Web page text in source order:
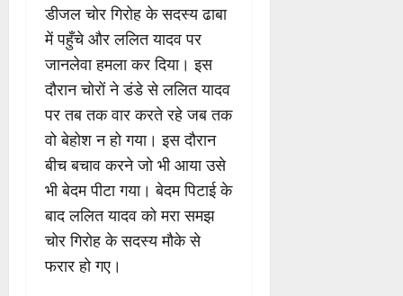
डीजल चोर गिरोह के सदस्य ढाबा
में पहुँचे और ललित यादव पर
जानलेवा हमला कर दिया। इस
दौरान चोरों ने डंडे से ललित यादव
पर तब तक वार करते रहे जब तक
वो बेहोश न हो गया। इस दौरान
बीच बचाव करने जो भी आया उसे
भी बेदम पीटा गया। बेदम पिटाई के
बाद ललित यादव को मरा समझ
चोर गिरोह के सदस्य मौके से
फरार हो गए।